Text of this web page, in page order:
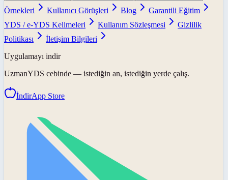
Örnekleri
Kullanıcı Görüşleri Blog
Garantili Eğitim
YDS / e-YDS Kelimeleri
Kullanım Sözleşmesi
Gizlilik
Politikası
İletişim Bilgileri
Uygulamayı indir
UzmanYDS cebinde — istediğin an, istediğin yerde çalış.
İndirApp Store